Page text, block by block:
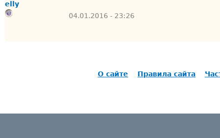
elly
04.01.2016 - 23:26
О сайте Правила сайта